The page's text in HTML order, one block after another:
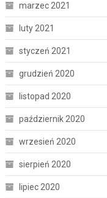
marzec 2021
luty 2021
styczeń 2021
grudzień 2020
listopad 2020
październik 2020
wrzesień 2020
sierpień 2020
lipiec 2020